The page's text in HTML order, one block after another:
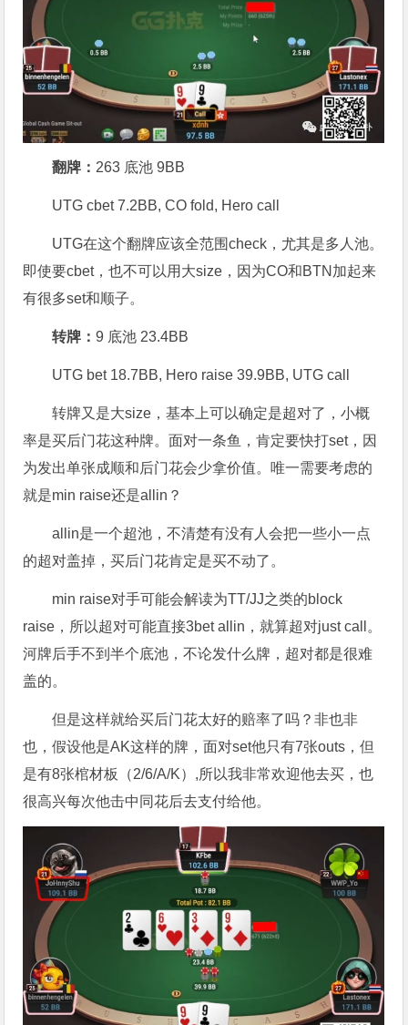
翻牌： 263 底池 9BB
UTG cbet 7.2BB, CO fold, Hero call
UTG在这个翻牌应该全范围check，尤其是多人池。
即使要cbet，也不可以用大size，因为CO和BTN加起来
有很多set和顺子。
转牌：9 底池 23.4BB
UTG bet 18.7BB, Hero raise 39.9BB, UTG call
转牌又是大size，基本上可以确定是超对了，小概
率是买后门花这种牌。面对一条鱼，肯定要快打set，因
为发出单张成顺和后门花会少拿价值。唯一需要考虑的
就是min raise还是allin？
allin是一个超池，不清楚有没有人会把一些小一点
的超对盖掉，买后门花肯定是买不动了。
min raise对手可能会解读为TT/JJ之类的block
raise，所以超对可能直接3bet allin，就算超对just call。
河牌后手不到半个底池，不论发什么牌，超对都是很难
盖的。
但是这样就给买后门花太好的赔率了吗？非也非
也，假设他是AK这样的牌，面对set他只有7张outs，但
是有8张棺材板（2/6/A/K）,所以我非常欢迎他去买，也
很高兴每次他击中同花后去支付给他。